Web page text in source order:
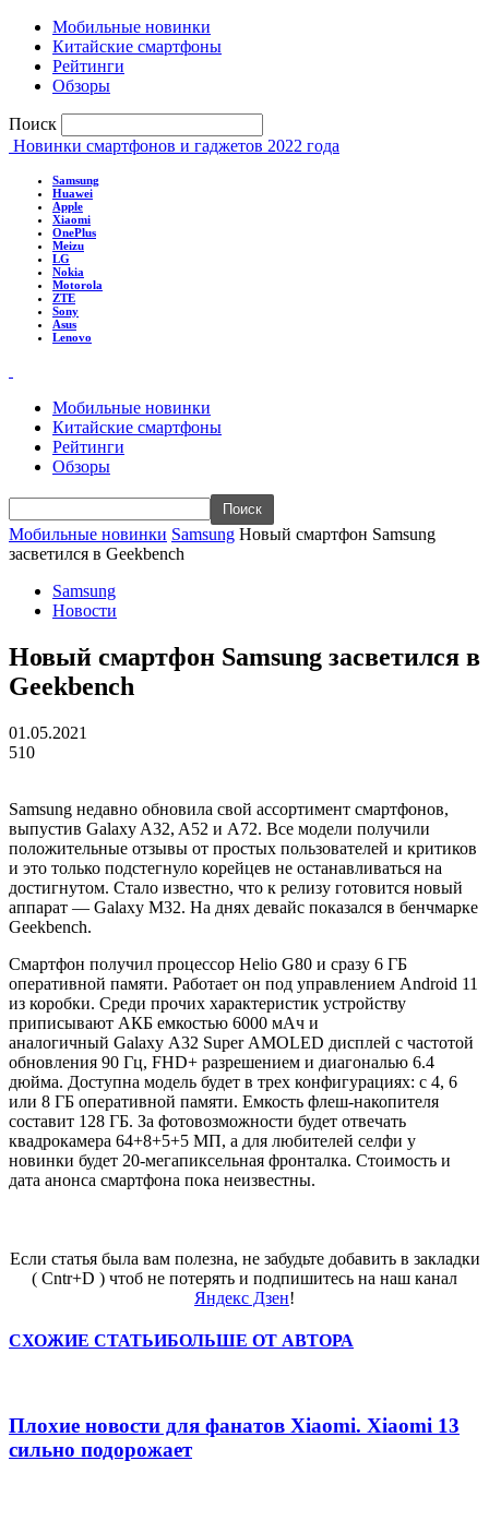
Мобильные новинки
Китайские смартфоны
Рейтинги
Обзоры
Поиск
Новинки смартфонов и гаджетов 2022 года
Samsung
Huawei
Apple
Xiaomi
OnePlus
Meizu
LG
Nokia
Motorola
ZTE
Sony
Asus
Lenovo
Мобильные новинки
Китайские смартфоны
Рейтинги
Обзоры
Мобильные новинки Samsung Новый смартфон Samsung
засветился в Geekbench
Samsung
Новости
Новый смартфон Samsung засветился в
Geekbench
01.05.2021
510
Samsung недавно обновила свой ассортимент смартфонов,
выпустив Galaxy A32, A52 и A72. Все модели получили
положительные отзывы от простых пользователей и критиков
и это только подстегнуло корейцев не останавливаться на
достигнутом. Стало известно, что к релизу готовится новый
аппарат — Galaxy M32. На днях девайс показался в бенчмарке
Geekbench.
Смартфон получил процессор Helio G80 и сразу 6 ГБ
оперативной памяти. Работает он под управлением Android 11
из коробки. Среди прочих характеристик устройству
приписывают АКБ емкостью 6000 мАч и
аналогичный Galaxy A32 Super AMOLED дисплей с частотой
обновления 90 Гц, FHD+ разрешением и диагональю 6.4
дюйма. Доступна модель будет в трех конфигурациях: с 4, 6
или 8 ГБ оперативной памяти. Емкость флеш-накопителя
составит 128 ГБ. За фотовозможности будет отвечать
квадрокамера 64+8+5+5 МП, а для любителей селфи у
новинки будет 20-мегапиксельная фронталка. Стоимость и
дата анонса смартфона пока неизвестны.
Если статья была вам полезна, не забудьте добавить в закладки
( Cntr+D ) чтоб не потерять и подпишитесь на наш канал
Яндекс Дзен!
СХОЖИЕ СТАТЬИБОЛЬШЕ ОТ АВТОРА
Плохие новости для фанатов Xiaomi. Xiaomi 13
сильно подорожает